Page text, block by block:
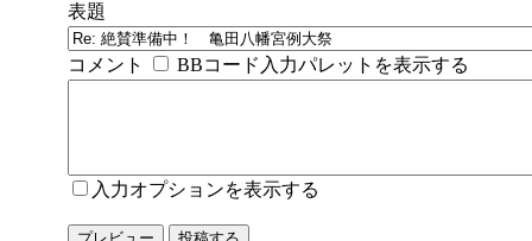
表題
コメント BBコード入力パレットを表示する
入力オプションを表示する